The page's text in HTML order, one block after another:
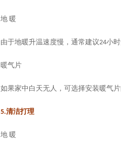
地 暖
由于地暖升温速度慢，通常建议24小时
暖气片
如果家中白天无人，可选择安装暖气片
5.清洁打理
地 暖